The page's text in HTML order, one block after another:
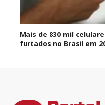
Mais de 830 mil
furtados no Brasil em